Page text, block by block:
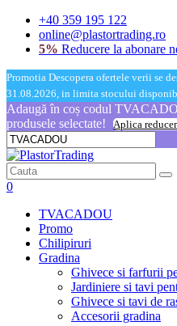
+40 359 195 122
online@plastortrading.ro
5% Reducere la abonare
Promotia Descopera ofertele verii se
31.08.2026, in limita stocului
Adaugă în coș codul
produsele selectate!
Aplica
0
TVACADOU
Promo
Chilipiruri
Gradina
Ghivece si farfurii
Jardiniere si tavi
Ghivece si tavi de
Accesorii gradina